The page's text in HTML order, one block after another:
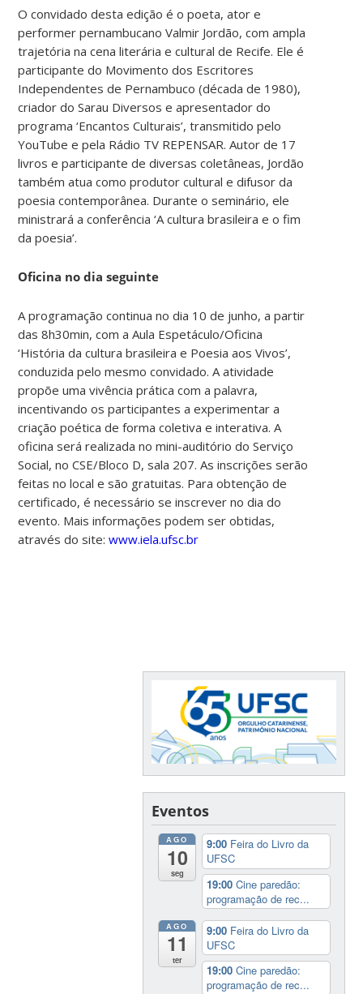
O convidado desta edição é o poeta, ator e
performer pernambucano Valmir Jordão, com ampla
trajetória na cena literária e cultural de Recife. Ele é
participante do Movimento dos Escritores
Independentes de Pernambuco (década de 1980),
criador do Sarau Diversos e apresentador do
programa ‘Encantos Culturais’, transmitido pelo
YouTube e pela Rádio TV REPENSAR. Autor de 17
livros e participante de diversas coletâneas, Jordão
também atua como produtor cultural e difusor da
poesia contemporânea. Durante o seminário, ele
ministrará a conferência ‘A cultura brasileira e o fim
da poesia’.
Oficina no dia seguinte
A programação continua no dia 10 de junho, a partir
das 8h30min, com a Aula Espetáculo/Oficina
‘História da cultura brasileira e Poesia aos Vivos’,
conduzida pelo mesmo convidado. A atividade
propõe uma vivência prática com a palavra,
incentivando os participantes a experimentar a
criação poética de forma coletiva e interativa. A
oficina será realizada no mini-auditório do Serviço
Social, no CSE/Bloco D, sala 207. As inscrições serão
feitas no local e são gratuitas. Para obtenção de
certificado, é necessário se inscrever no dia do
evento. Mais informações podem ser obtidas,
através do site:www.iela.ufsc.br
Eventos
AGO
10
seg
9:00 Feira do Livro da
UFSC
19:00Cine paredão:
programação de rec...
AGO
11
ter
9:00 Feira do Livro da
UFSC
19:00Cine paredão:
programação de rec...